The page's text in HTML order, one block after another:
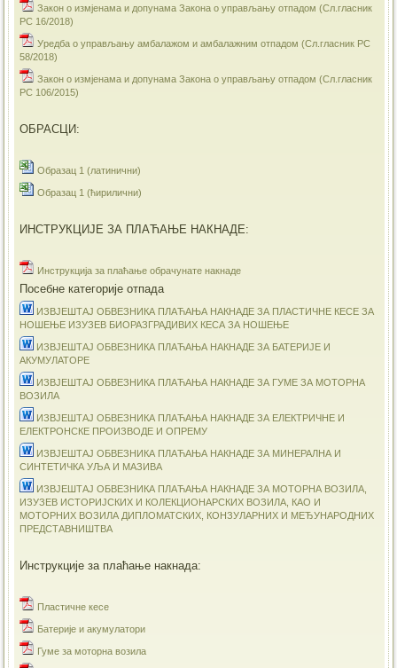
Закон о измјенама и допунама Закона о управљању отпадом (Сл.гласник
РС 16/2018)
Уредба о управљању амбалажом и амбалажним отпадом (Сл.гласник РС
58/2018)
Закон о измјенама и допунама Закона о управљању отпадом (Сл.гласник
РС 106/2015)
ОБРАСЦИ:
Образац 1 (латинични)
Образац 1 (ћирилични)
ИНСТРУКЦИЈЕ ЗА ПЛАЋАЊЕ НАКНАДЕ:
Инструкција за плаћање обрачунате накнаде
Посебне категорије отпада
ИЗВЈЕШТАЈ ОБВЕЗНИКА ПЛАЋАЊА НАКНАДЕ ЗА ПЛАСТИЧНЕ КЕСЕ ЗА
НОШЕЊЕ ИЗУЗЕВ БИОРАЗГРАДИВИХ КЕСА ЗА НОШЕЊЕ
ИЗВЈЕШТАЈ ОБВЕЗНИКА ПЛАЋАЊА НАКНАДЕ ЗА БАТЕРИЈЕ И
АКУМУЛАТОРЕ
ИЗВЈЕШТАЈ ОБВЕЗНИКА ПЛАЋАЊА НАКНАДЕ ЗА ГУМЕ ЗА МОТОРНА
ВОЗИЛА
ИЗВЈЕШТАЈ ОБВЕЗНИКА ПЛАЋАЊА НАКНАДЕ ЗА ЕЛЕКТРИЧНЕ И
ЕЛЕКТРОНСКЕ ПРОИЗВОДЕ И ОПРЕМУ
ИЗВЈЕШТАЈ ОБВЕЗНИКА ПЛАЋАЊА НАКНАДЕ ЗА МИНЕРАЛНА И
СИНТЕТИЧКА УЉА И МАЗИВА
ИЗВЈЕШТАЈ ОБВЕЗНИКА ПЛАЋАЊА НАКНАДЕ ЗА МОТОРНА ВОЗИЛА,
ИЗУЗЕВ ИСТОРИЈСКИХ И КОЛЕКЦИОНАРСКИХ ВОЗИЛА, КАО И
МОТОРНИХ ВОЗИЛА ДИПЛОМАТСКИХ, КОНЗУЛАРНИХ И МЕЂУНАРОДНИХ
ПРЕДСТАВНИШТВА
Инструкције за плаћање накнада:
Пластичне кесе
Батерије и акумулатори
Гуме за моторна возила